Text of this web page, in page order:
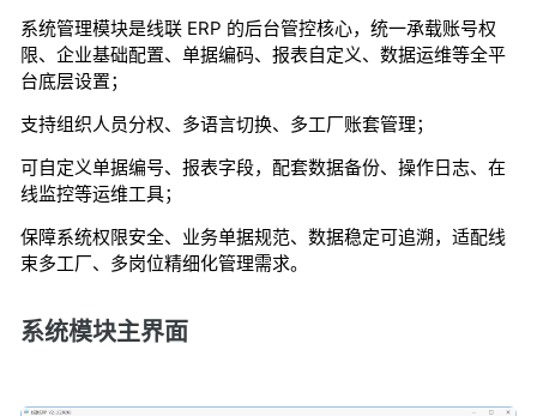
系统管理模块是线联 ERP 的后台管控核心，统一承载账号权
限、企业基础配置、单据编码、报表自定义、数据运维等全平
台底层设置；
支持组织人员分权、多语言切换、多工厂账套管理；
可自定义单据编号、报表字段，配套数据备份、操作日志、在
线监控等运维工具；
保障系统权限安全、业务单据规范、数据稳定可追溯，适配线
束多工厂、多岗位精细化管理需求。
系统模块主界面